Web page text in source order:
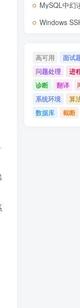
MySQL中幻
Windows SSH 免密
高可用 面试
问题处理
进
诊断
翻译
系统环境
算
数据库
截断